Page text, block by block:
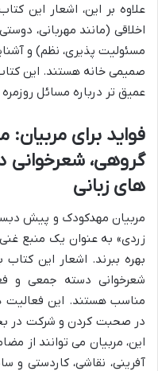
علاوه بر این، اشعار این
اخلاقی (مانند مهربانی،
مسئولیت پذیری، نظم) و
صمیمی خانه هستند. این
عمیق تر درباره مسائل
فواید برای
گروهی، شعرخوانی
های زبانی
مربیان مهدکودک و پیش
زردی» به عنوان یک منبع
بهره ببرند. اشعار این
شعرخوانی دسته جمعی و
مناسب هستند. این فعالیت
در صحبت کردن و شرکت در
این، مربیان می توانند از
آفرینی، نقاشی، کاردستی و